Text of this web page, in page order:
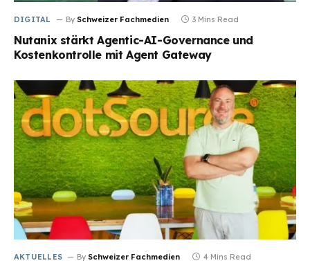
DIGITAL By Schweizer Fachmedien 3 Mins Read
Nutanix stärkt Agentic-AI-Governance und
Kostenkontrolle mit Agent Gateway
AKTUELLES By Schweizer Fachmedien 4 Mins Read